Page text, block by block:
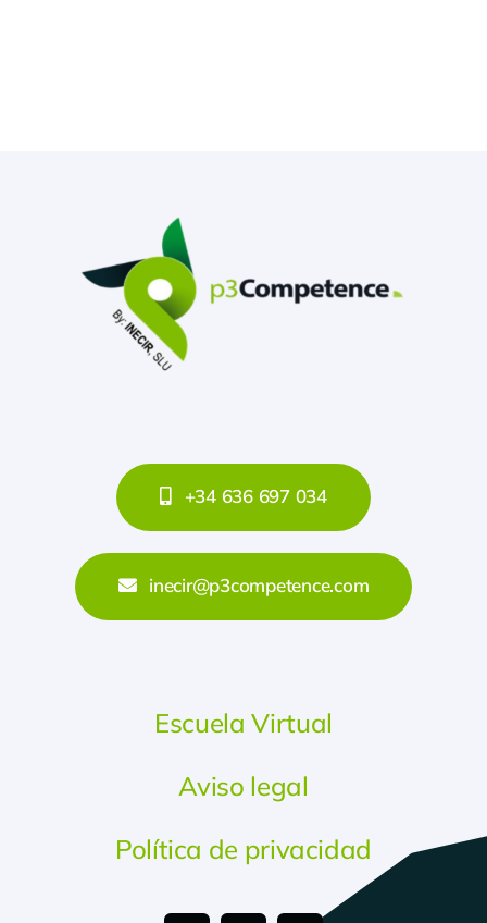
+34 636 697 034
inecir@p3competence.com
Escuela Virtual
Aviso legal
Política de privacidad